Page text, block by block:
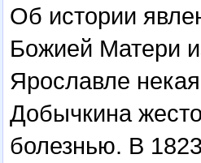
Об истории
Божией Матери
Ярославле
Добычкина
болезнью. В